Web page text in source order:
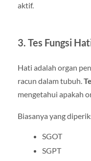
aktif.
3. Tes Fungsi
Hati adalah organ
racun dalam tubuh.
mengetahui apakah
Biasanya yang
SGOT
SGPT